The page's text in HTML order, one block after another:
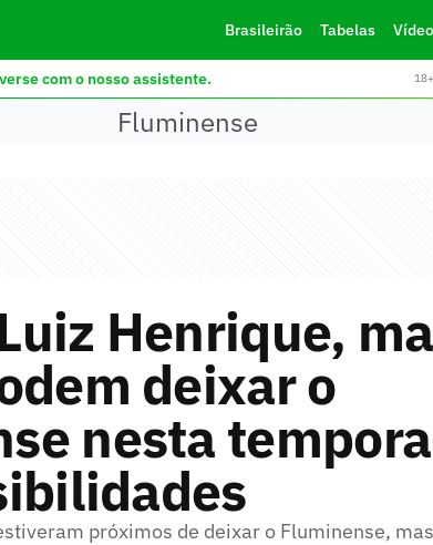
Brasileirão Tabelas
com o nosso assistente.
Fluminense
Henrique,
deixar o
nesta
próximos de deixar o Fluminense,